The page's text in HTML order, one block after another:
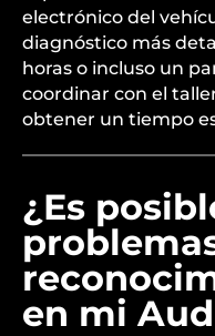
electrónico del
diagnóstico más
horas o incluso un
coordinar con el
obtener un tiempo
¿Es
en mi